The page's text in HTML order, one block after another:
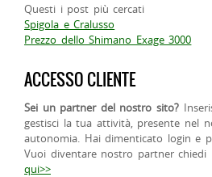
Questi i post più cercati
Spigola e Cralusso
Prezzo dello Shimano Exage 3000
ACCESSO CLIENTE
Sei un partner del nostro sito?
gestisci la tua attività, presente nel
autonomia. Hai dimenticato login e
Vuoi diventare nostro partner chiedi
qui>>